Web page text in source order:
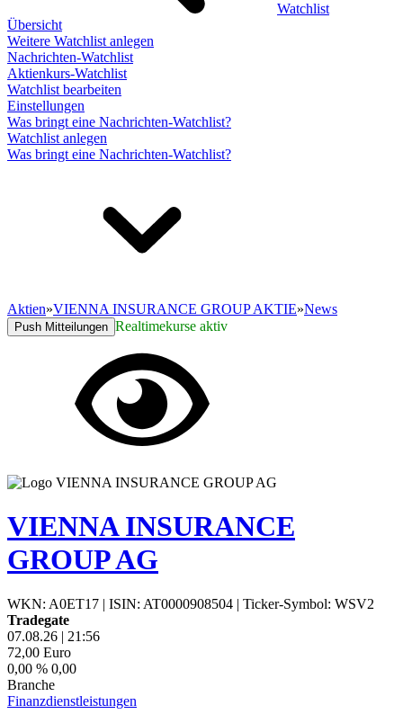
Watchlist
Übersicht
Weitere Watchlist anlegen
Nachrichten-Watchlist
Aktienkurs-Watchlist
Watchlist bearbeiten
Einstellungen
Was bringt eine Nachrichten-Watchlist?
Watchlist anlegen
Was bringt eine Nachrichten-Watchlist?
Aktien»VIENNA INSURANCE GROUP AKTIE»News
Push Mitteilungen Realtimekurse aktiv
VIENNA INSURANCE
GROUP AG
WKN: A0ET17 | ISIN: AT0000908504 | Ticker-Symbol: WSV2
Tradegate
07.08.26 | 21:56
72,00 Euro
0,00 % 0,00
Branche
Finanzdienstleistungen